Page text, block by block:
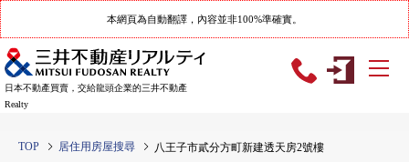
本網頁為自動翻譯，內容並非100%準確實。
日本不動產買賣，交給龍頭企業的三井不動產
Realty
TOP 居住用房屋搜尋 八王子市貳分方町新建透天房2號樓